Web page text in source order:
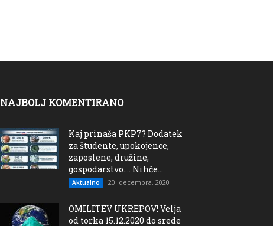
NAJBOLJ KOMENTIRANO
Kaj prinaša PKP7? Dodatek
za študente, upokojence,
zaposlene, družine,
gospodarstvo…. Nihče...
Aktualno 20. decembra, 2020
OMILITEV UKREPOV! Velja
od torka 15.12.2020 do srede